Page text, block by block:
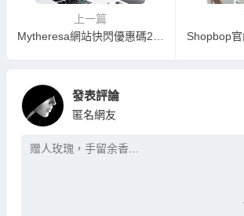
上一篇
發表評論
匿名網友